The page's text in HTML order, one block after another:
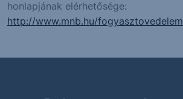
honlapjának elérhetősége:
http://www.mnb.hu/fogyasztovedelem